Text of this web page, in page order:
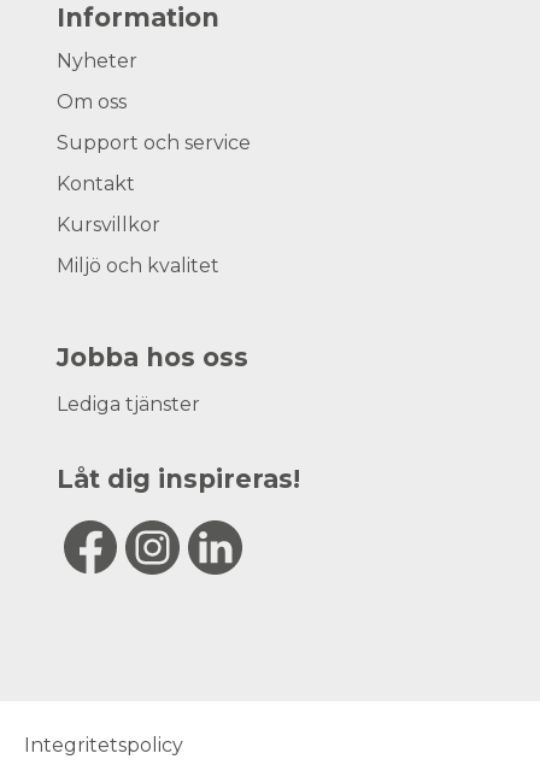
Information
Nyheter
Om oss
Support och service
Kontakt
Kursvillkor
Miljö och kvalitet
Jobba hos oss
Lediga tjänster
Låt dig inspireras!
Integritetspolicy